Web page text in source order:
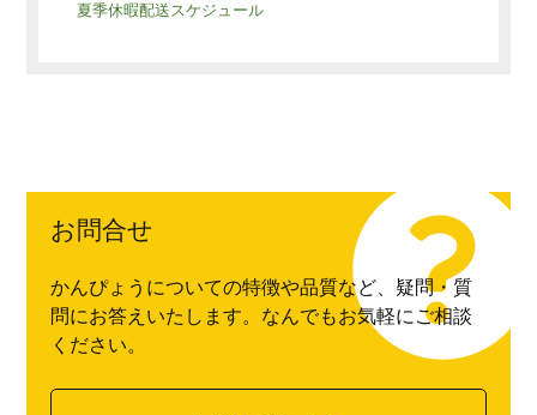
夏季休暇配送スケジュール
お問合せ
かんぴょうについての特徴や品質など、疑問・質
問にお答えいたします。なんでもお気軽にご相談
ください。